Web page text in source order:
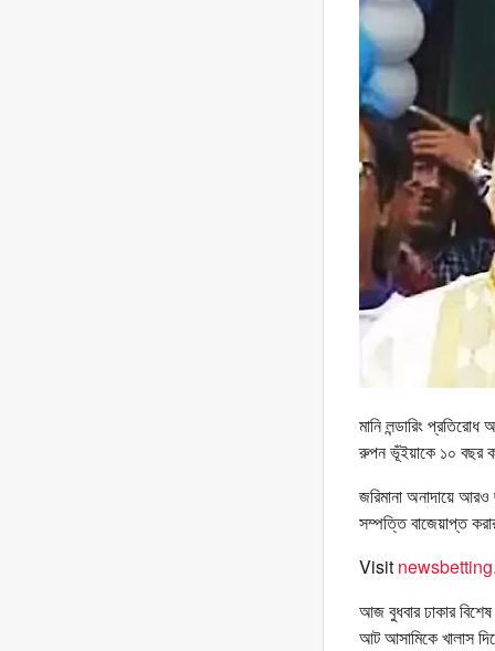
মানি লন্ডারিং
রুপন ভূঁইয়াকে ১০ বছর
জরিমানা অনাদায়ে
সম্পত্তি বাজেয়াপ্ত
Visit
আজ বুধবার ঢাকার
আট আসামিকে খালাস